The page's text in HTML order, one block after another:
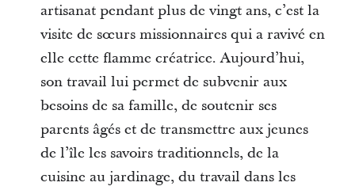
artisanat pendant plus de vingt ans, c’est la
visite de sœurs missionnaires qui a ravivé en
elle cette flamme créatrice. Aujourd’hui,
son travail lui permet de subvenir aux
besoins de sa famille, de soutenir ses
parents âgés et de transmettre aux jeunes
de l’île les savoirs traditionnels, de la
cuisine au jardinage, du travail dans les